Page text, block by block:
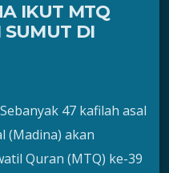
IKUT MTQ
SUMUT DI
47 kafilah asal
(Madina) akan
Quran (MTQ) ke-39